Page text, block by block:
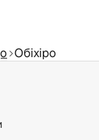
Обіхіро